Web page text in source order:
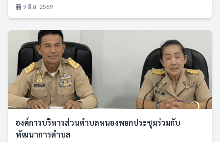
9 มิ.ย. 2569
องค์การบริหารส่วนตำบลหนองพอกประชุมร่วมกับ
พัฒนาการตำบล